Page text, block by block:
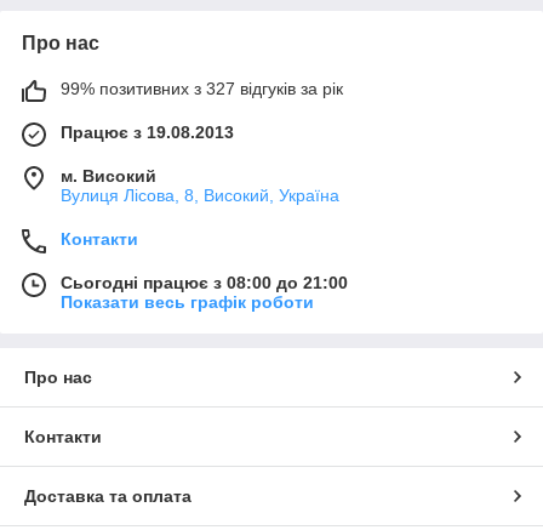
Про нас
99% позитивних з 327 відгуків за рік
Працює з 19.08.2013
м. Високий
Вулиця Лісова, 8, Високий, Україна
Контакти
Сьогодні працює з 08:00 до 21:00
Показати весь графік роботи
Про нас
Контакти
Доставка та оплата